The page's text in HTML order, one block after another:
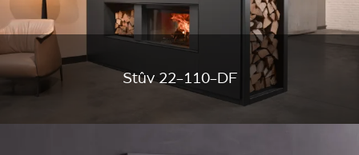
Stûv 22-110-DF